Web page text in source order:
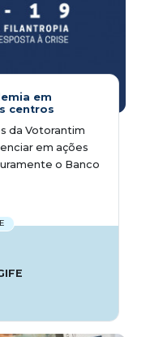
em
centros
da Votorantim
em ações
o Banco